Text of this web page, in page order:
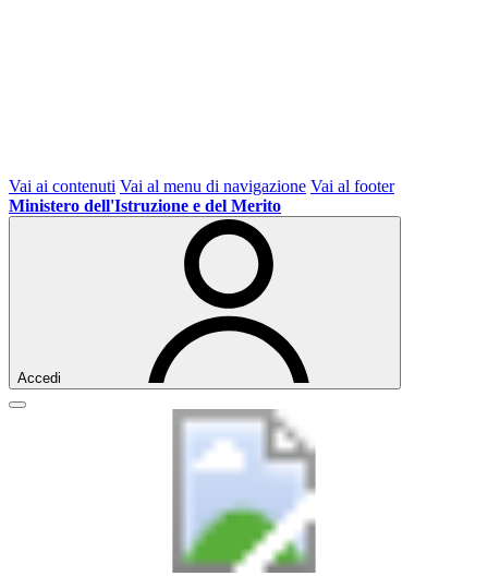
Vai ai contenuti Vai al menu di navigazione Vai al footer
Ministero dell'Istruzione e del Merito
Accedi